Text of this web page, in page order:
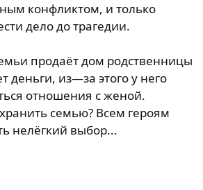
конфликтом, и только
дело до трагедии.
продаёт дом родственницы
деньги, из—за этого у него
отношения с женой.
семью? Всем героям
нелёгкий выбор...